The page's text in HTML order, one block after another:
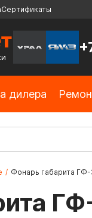
Сертификаты
дилера
/ Фонарь габарита